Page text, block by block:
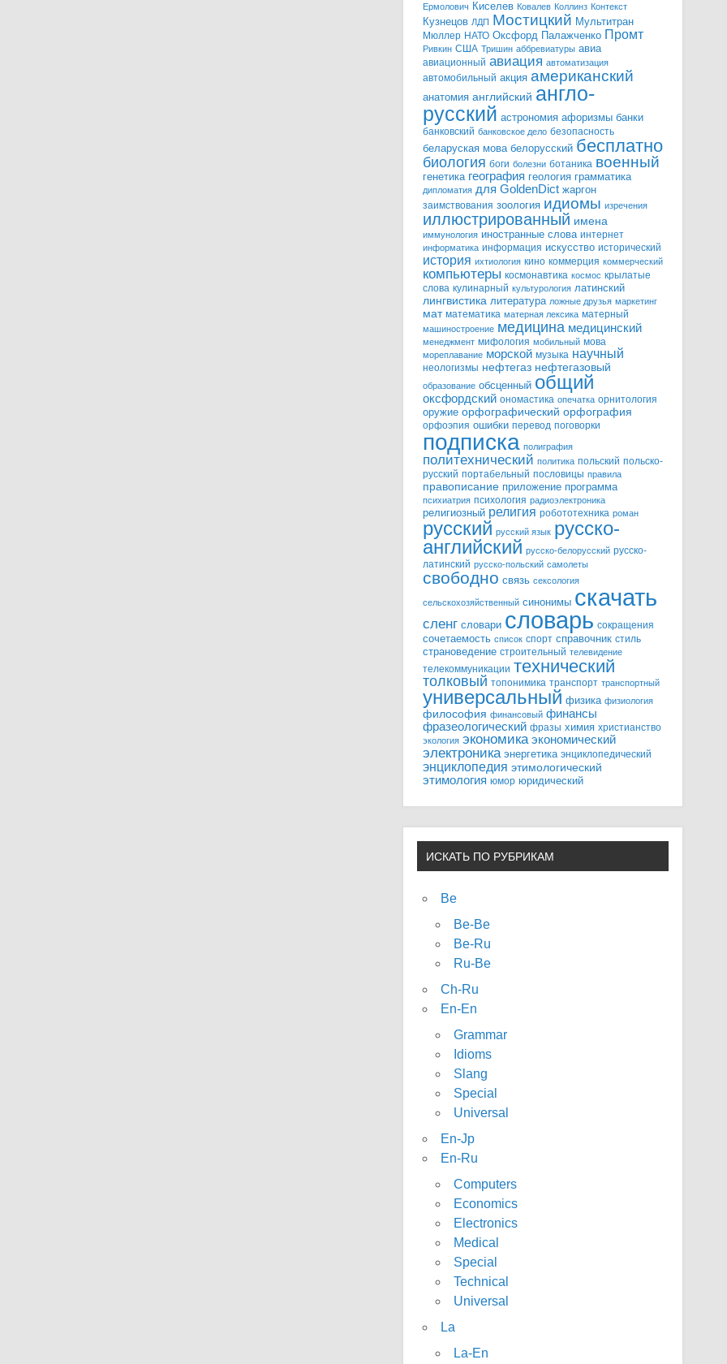
Ермолович Киселев Ковалев Коллинз Контекст
Кузнецов ЛДП Мостицкий Мультитран
Мюллер НАТО Оксфорд Палажченко Промт
Ривкин США Тришин аббревиатуры авиа
авиационный авиация автоматизация
автомобильный акция американский
анатомия английский англо-
русский астрономия афоризмы банки
банковский банковское дело безопасность
беларуская мова белорусский бесплатно
биология боги болезни ботаника военный
генетика география геология грамматика
дипломатия для GoldenDict жаргон
заимствования зоология идиомы изречения
иллюстрированный имена
иммунология иностранные слова интернет
информатика информация искусство исторический
история ихтиология кино коммерция коммерческий
компьютеры космонавтика космос крылатые
слова кулинарный культурология латинский
лингвистика литература ложные друзья маркетинг
мат математика матерная лексика матерный
машиностроение медицина медицинский
менеджмент мифология мобильный мова
мореплавание морской музыка научный
неологизмы нефтегаз нефтегазовый
образование обсценный общий
оксфордский ономастика опечатка орнитология
оружие орфографический орфография
орфоэпия ошибки перевод поговорки
подписка полиграфия
политехнический политика польский польско-
русский портабельный пословицы правила
правописание приложение программа
психиатрия психология радиоэлектроника
религиозный религия робототехника роман
русский русский язык русско-
английский русско-белорусский русско-
латинский русско-польский самолеты
свободно связь сексология
сельскохозяйственный синонимы скачать
сленг словари словарь сокращения
сочетаемость список спорт справочник стиль
страноведение строительный телевидение
телекоммуникации технический
толковый топонимика транспорт транспортный
универсальный физика физиология
философия финансовый финансы
фразеологический фразы химия христианство
экология экономика экономический
электроника энергетика энциклопедический
энциклопедия этимологический
этимология юмор юридический
ИСКАТЬ ПО РУБРИКАМ
Be
Be-Be
Be-Ru
Ru-Be
Ch-Ru
En-En
Grammar
Idioms
Slang
Special
Universal
En-Jp
En-Ru
Computers
Economics
Electronics
Medical
Special
Technical
Universal
La
La-En